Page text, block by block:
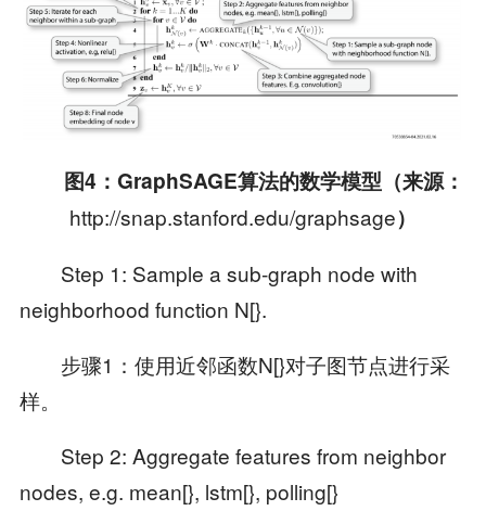
图4 ： GraphSAGE算法的数学模型（来源：
http://snap.stanford.edu/graphsage）
Step 1: Sample a sub-graph node with
neighborhood function N[}.
步骤1：使用近邻函数N[}对子图节点进行采
样。
Step 2: Aggregate features from neighbor
nodes, e.g. mean[}, lstm[}, polling[}